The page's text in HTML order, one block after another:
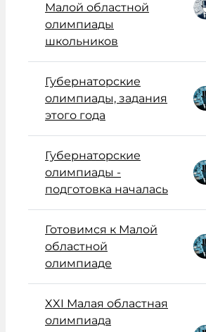
Малой областной
олимпиады
школьников
Губернаторские
олимпиады, задания
этого года
Губернаторские
олимпиады -
подготовка началась
Готовимся к Малой
областной
олимпиаде
XXI Малая областная
олимпиада